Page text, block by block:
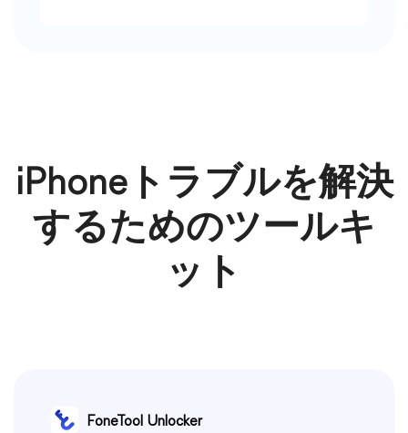
iPhoneトラブルを解決
するためのツールキ
ット
FoneTool Unlocker